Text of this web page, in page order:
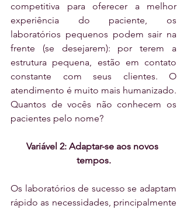
competitiva para oferecer a melhor
experiência do paciente, os
laboratórios pequenos podem sair na
frente (se desejarem): por terem a
estrutura pequena, estão em contato
constante com seus clientes. O
atendimento é muito mais humanizado.
Quantos de vocês não conhecem os
pacientes pelo nome?
Variável 2: Adaptar-se aos novos
tempos.
Os laboratórios de sucesso se adaptam
rápido as necessidades, principalmente